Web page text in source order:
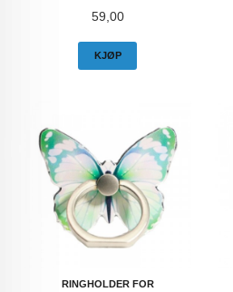
Pris
59,00
KJØP
RINGHOLDER FOR